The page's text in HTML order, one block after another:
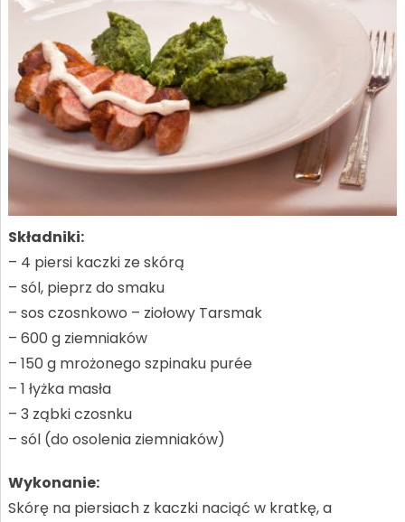
Składniki:
– 4 piersi kaczki ze skórą
– sól, pieprz do smaku
– sos czosnkowo – ziołowy Tarsmak
– 600 g ziemniaków
– 150 g mrożonego szpinaku purée
– 1 łyżka masła
– 3 ząbki czosnku
– sól (do osolenia ziemniaków)
Wykonanie:
Skórę na piersiach z kaczki naciąć w kratkę, a